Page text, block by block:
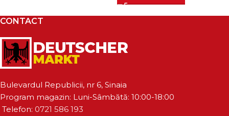
CONTACT
Bulevardul Republicii, nr 6, Sinaia
Program magazin: Luni-Sâmbătă: 10:00-18:00
Telefon: 0721 586 193